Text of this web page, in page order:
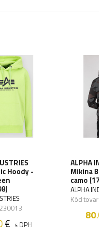
Hoody -
€ s DPH
ALPHA
Mikina
camo
ALPHA
Kód
80